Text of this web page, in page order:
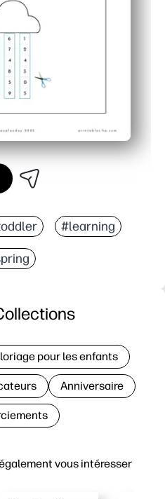
#learning
vous intéresser
pour les enfants
Anniversaire